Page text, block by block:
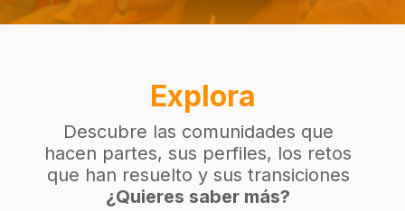
Explora
Descubre las comunidades que
hacen partes, sus perfiles, los retos
que han resuelto y sus transiciones
¿Quieres saber más?